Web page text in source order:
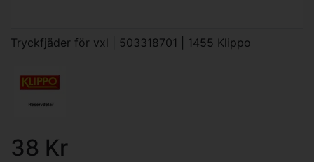
Tryckfjäder för vxl | 503318701 | 1455 Klippo
38 Kr